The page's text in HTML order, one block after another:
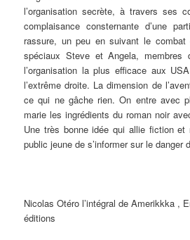
l’organisation secrète, à travers ses
complaisance consternante d’une
rassure, un peu en suivant le combat
spéciaux Steve et Angela, membres
l’organisation la plus efficace aux
l’extrême droite. La dimension de
ce qui ne gâche rien. On entre avec
marie les ingrédients du roman noir
Une très bonne idée qui allie fiction
public jeune de s’informer sur le danger
Nicolas Otéro l’intégral de Amerikkka ,
éditions